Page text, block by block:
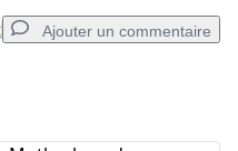
Ajouter un commentaire